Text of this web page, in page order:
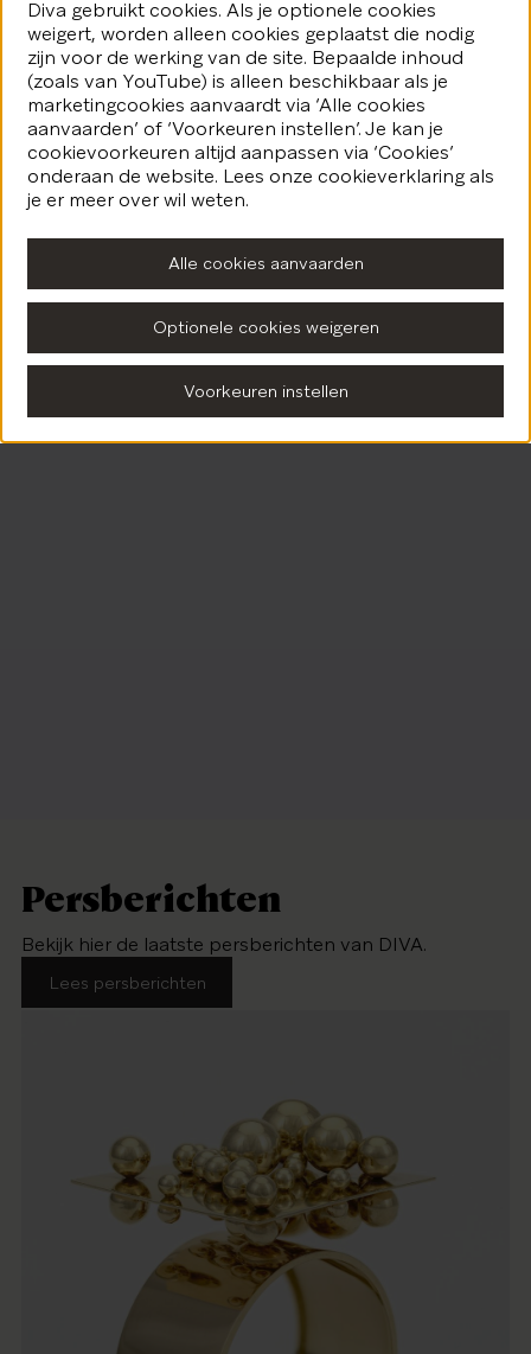
Persberichten
Bekijk hier de laatste persberichten van DIVA.
Lees persberichten
Diva gebruikt cookies. Als je optionele cookies
weigert, worden alleen cookies geplaatst die nodig
zijn voor de werking van de site. Bepaalde inhoud
(zoals van YouTube) is alleen beschikbaar als je
marketingcookies aanvaardt via ‘Alle cookies
aanvaarden’ of ‘Voorkeuren instellen’. Je kan je
cookievoorkeuren altijd aanpassen via ‘Cookies’
onderaan de website. Lees onze cookieverklaring als
je er meer over wil weten.
Alle cookies aanvaarden
Optionele cookies weigeren
Voorkeuren instellen